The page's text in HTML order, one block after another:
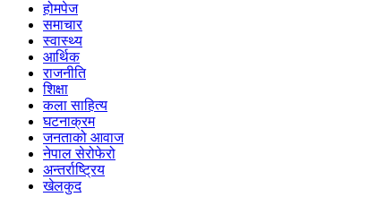
होमपेज
समाचार
स्वास्थ्य
आर्थिक
राजनीति
शिक्षा
कला साहित्य
घटनाक्रम
जनताको आवाज
नेपाल सेरोफेरो
अन्तर्राष्ट्रिय
खेलकुद